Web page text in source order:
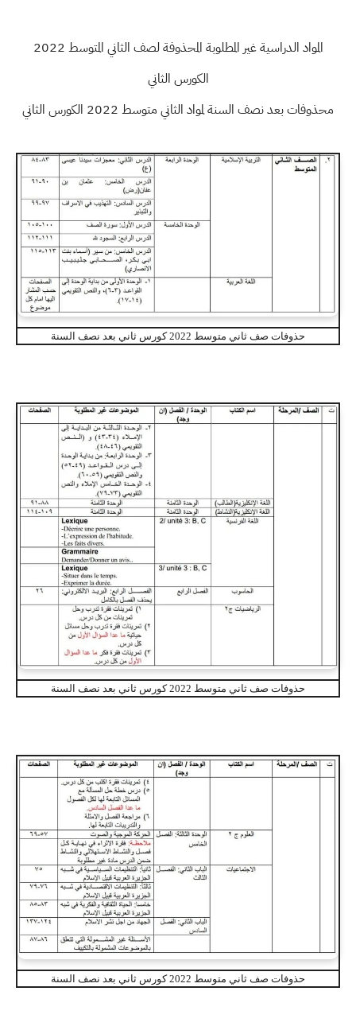
المواد الدراسية غير المطلوبة المحذوفة لصف الثاني المتوسط 2022
الكورس الثاني
محذوفات بعد نصف السنة لمواد الثاني متوسط 2022 الكورس الثاني
حذوفات صف ثاني متوسط 2022 كورس ثاني بعد نصف السنة
حذوفات صف ثاني متوسط 2022 كورس ثاني بعد نصف السنة
حذوفات صف ثاني متوسط 2022 كورس ثاني بعد نصف السنة